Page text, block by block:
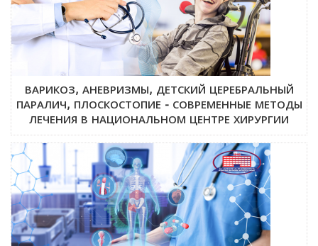
ВАРИКОЗ, АНЕВРИЗМЫ, ДЕТСКИЙ ЦЕРЕБРАЛЬНЫЙ
ПАРАЛИЧ, ПЛОСКОСТОПИЕ - СОВРЕМЕННЫЕ МЕТОДЫ
ЛЕЧЕНИЯ В НАЦИОНАЛЬНОМ ЦЕНТРЕ ХИРУРГИИ